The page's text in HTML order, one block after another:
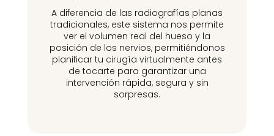
A diferencia de las radiografías planas
tradicionales, este sistema nos permite
ver el volumen real del hueso y la
posición de los nervios, permitiéndonos
planificar tu cirugía virtualmente antes
de tocarte para garantizar una
intervención rápida, segura y sin
sorpresas.